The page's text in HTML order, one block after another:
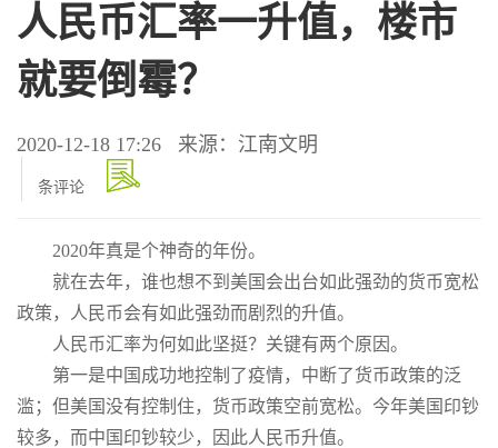
人民币汇率一升值，楼市
就要倒霉？
2020-12-18 17:26 来源：江南文明
条评论
2020年真是个神奇的年份。
就在去年，谁也想不到美国会出台如此强劲的货币宽松
政策，人民币会有如此强劲而剧烈的升值。
人民币汇率为何如此坚挺？关键有两个原因。
第一是中国成功地控制了疫情，中断了货币政策的泛
滥；但美国没有控制住，货币政策空前宽松。今年美国印钞
较多，而中国印钞较少，因此人民币升值。